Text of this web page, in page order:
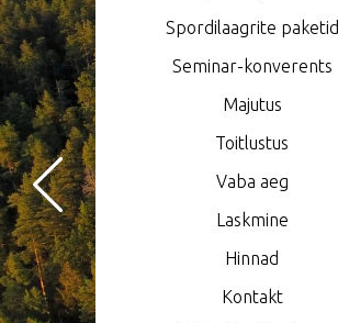
Spordilaagrite paketid
Seminar-konverents
Majutus
Toitlustus
Vaba aeg
Laskmine
Hinnad
Kontakt